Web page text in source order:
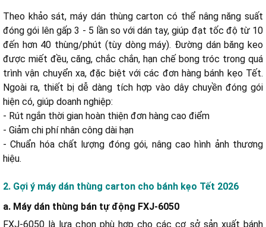
c. Dịch vụ tư vấn chuyên nghiệp
d. Hệ thống phân phối rộng khắp
Theo khảo sát, máy dán thùng carton có thể nâng năng suất
đóng gói lên gấp 3 - 5 lần so với dán tay, giúp đạt tốc độ từ 10
đến hơn 40 thùng/phút (tùy dòng máy). Đường dán băng keo
được miết đều, căng, chắc chắn, hạn chế bong tróc trong quá
trình vận chuyển xa, đặc biệt với các đơn hàng bánh kẹo Tết.
Ngoài ra, thiết bị dễ dàng tích hợp vào dây chuyền đóng gói
hiện có, giúp doanh nghiệp:
- Rút ngắn thời gian hoàn thiện đơn hàng cao điểm
- Giảm chi phí nhân công dài hạn
- Chuẩn hóa chất lượng đóng gói, nâng cao hình ảnh thương
hiệu.
2. Gợi ý máy dán thùng carton cho bánh kẹo Tết 2026
a. Máy dán thùng bán tự động FXJ-6050
FXJ-6050 là lựa chọn phù hợp cho các cơ sở sản xuất bánh